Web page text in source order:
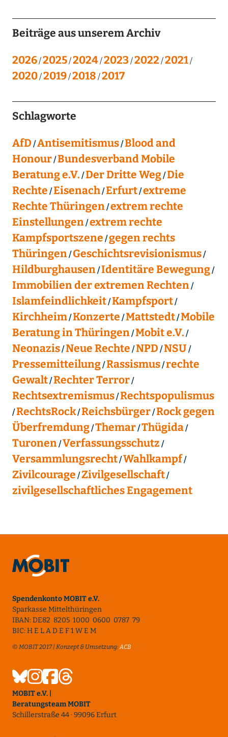
Beiträge aus unserem Archiv
2026 2025 2024 2023 2022 2021
2020 2019 2018 2017
Schlagworte
AfD Antisemitismus Blood and
Honour Bundesverband Mobile
Beratung e.V. Der Dritte Weg Die
Rechte Eisenach Erfurt extreme
Rechte Thüringen extrem rechte
Einstellungen extrem rechte
Kampfsportszene gegen rechts
Thüringen Geschichtsrevisionismus
Hildburghausen Identitäre Bewegung
Immobilien der extremen Rechten
Islamfeindlichkeit Kampfsport
Kirchheim Konzerte Mattstedt Mobile
Beratung in Thüringen Mobit e.V.
Neonazis Neue Rechte NPD NSU
Pressemitteilung Rassismus rechte
Gewalt Rechter Terror
Rechtsextremismus Rechtspopulismus
RechtsRock Reichsbürger Rock gegen
Überfremdung Themar Thügida
Turonen Verfassungsschutz
Versammlungsrecht Wahlkampf
Zivilcourage Zivilgesellschaft
zivilgesellschaftliches Engagement
Spendenkonto MOBIT e.V.
Sparkasse Mittelthüringen
IBAN: DE82 8205 1000 0600 0787 79
BIC: H E L A D E F 1 W E M
© MOBIT 2017 | Konzept & Umsetzung:ACB
MOBIT e.V. |
Beratungsteam MOBIT
Schillerstraße 44 · 99096 Erfurt